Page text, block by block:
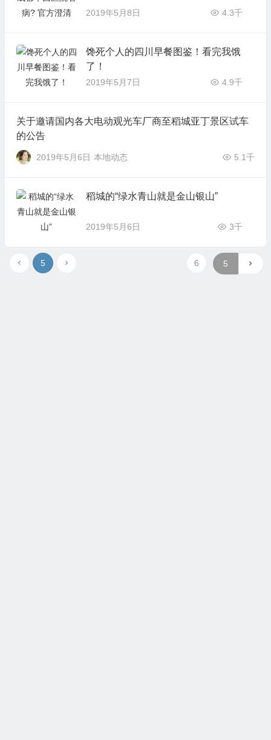
2019年5月8日 4.3千
馋死个人的四川早餐图鉴！看完我饿
了！
2019年5月7日 4.9千
关于邀请国内各大电动观光车厂商至稻城亚丁景区试车
的公告
2019年5月6日 本地动态 5.1千
稻城的“绿水青山就是金山银山”
2019年5月6日 3千
6
5